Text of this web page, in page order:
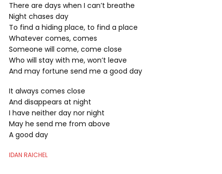
There are days when I can’t breathe
Night chases day
To find a hiding place, to find a place
Whatever comes, comes
Someone will come, come close
Who will stay with me, won’t leave
And may fortune send me a good day
It always comes close
And disappears at night
I have neither day nor night
May he send me from above
A good day
IDAN RAICHEL